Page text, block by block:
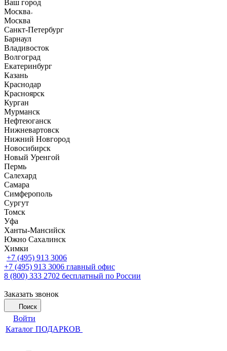
Ваш город
Москва
Москва
Санкт-Петербург
Барнаул
Владивосток
Волгоград
Екатеринбург
Казань
Краснодар
Красноярск
Курган
Мурманск
Нефтеюганск
Нижневартовск
Нижний Новгород
Новосибирск
Новый Уренгой
Пермь
Салехард
Самара
Симферополь
Сургут
Томск
Уфа
Ханты-Мансийск
Южно Сахалинск
Химки
+7 (495) 913 3006
+7 (495) 913 3006 главный офис
8 (800) 333 2702 бесплатный по России
Заказать звонок
Поиск
Войти
Каталог ПОДАРКОВ